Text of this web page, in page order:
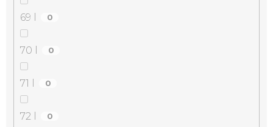
69 l 0
70 l 0
71 l 0
72 l 0